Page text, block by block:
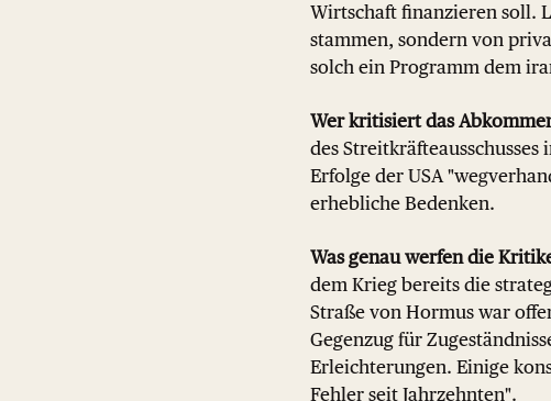
Wirtschaft finanzieren soll.
stammen, sondern von
solch ein Programm dem
Wer kritisiert das
des
Erfolge der USA
erhebliche Bedenken.
Was genau werfen die
dem Krieg bereits die
Straße von Hormus war
Gegenzug für
Erleichterungen. Einige
Fehler seit Jahrzehnten".